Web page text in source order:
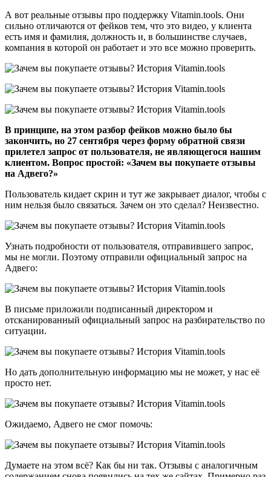
А вот реальные отзывы про поддержку Vitamin.tools. Они
сильно отличаются от фейков тем, что это видео, у клиента
есть имя и фамилия, должность и, в большинстве случаев,
компания в которой он работает и это все можно проверить.
В принципе, на этом разбор фейков можно было бы
закончить, но 27 сентября через форму обратной связи
прилетел запрос от пользователя, не являющегося нашим
клиентом. Вопрос простой: «Зачем вы покупаете отзывы
на Адвего?»
Пользователь кидает скрин и тут же закрывает диалог, чтобы с
ним нельзя было связаться. Зачем он это сделал? Неизвестно.
Узнать подробности от пользователя, отправившего запрос,
мы не могли. Поэтому отправили официальный запрос на
Адвего:
В письме приложили подписанный директором и
отсканированный официальный запрос на разбирательство по
ситуации.
Но дать дополнительную информацию мы не может, у нас её
просто нет.
Ожидаемо, Адвего не смог помочь:
Думаете на этом всё? Как бы ни так. Отзывы с аналогичным